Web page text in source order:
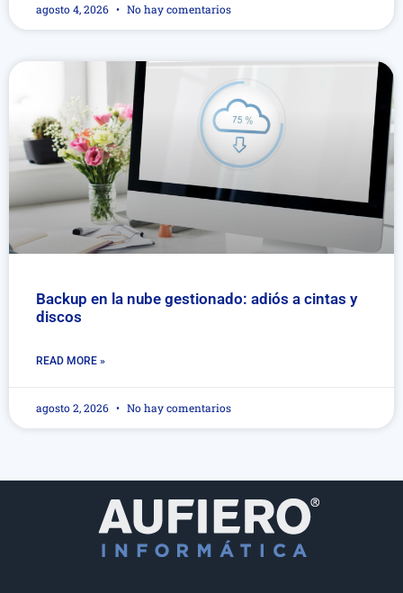
agosto 4, 2026 No hay comentarios
Backup en la nube gestionado: adiós a cintas y
discos
READ MORE »
agosto 2, 2026 No hay comentarios